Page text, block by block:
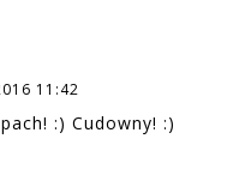
11:42
:) Cudowny! :)